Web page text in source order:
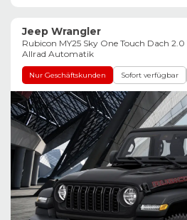
Jeep Wrangler
Rubicon MY25 Sky One Touch Dach 2.0
Allrad Automatik
Nur Geschäftskunden Sofort verfügbar